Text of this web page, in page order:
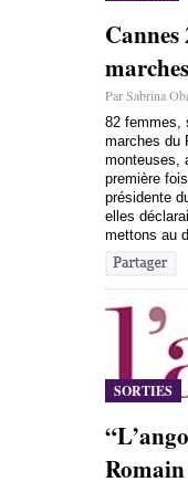
Cannes
Par Sabrina
82 femmes,
marches du
monteuses,
première
présidente
elles
mettons au
SORTIES